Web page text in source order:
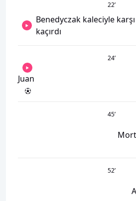
22’
Benedyczak kaleciyle karşı
kaçırdı
24’
Juan
45’
52’